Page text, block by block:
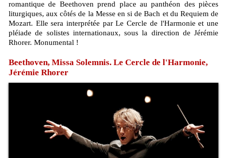
romantique de Beethoven prend place au panthéon des pièces
liturgiques, aux côtés de la Messe en si de Bach et du Requiem de
Mozart. Elle sera interprétée par Le Cercle de l'Harmonie et une
pléiade de solistes internationaux, sous la direction de Jérémie
Rhorer. Monumental !
Beethoven, Missa Solemnis. Le Cercle de l'Harmonie,
Jérémie Rhorer